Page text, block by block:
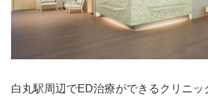
白丸駅周辺でED治療ができるクリニッ